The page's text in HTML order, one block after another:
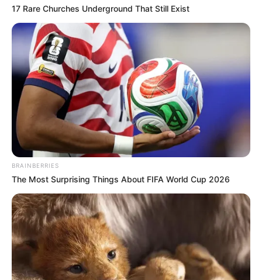
17 Rare Churches Underground That Still Exist
BRAINBERRIES
The Most Surprising Things About FIFA World Cup 2026